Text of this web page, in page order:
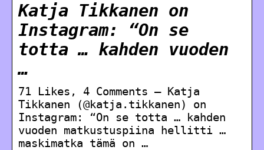
Katja Tikkanen on
Instagram: “On se
totta … kahden vuoden
…
71 Likes, 4 Comments – Katja
Tikkanen (@katja.tikkanen) on
Instagram: “On se totta … kahden
vuoden matkustuspiina hellitti …
maskimatka tämä on …